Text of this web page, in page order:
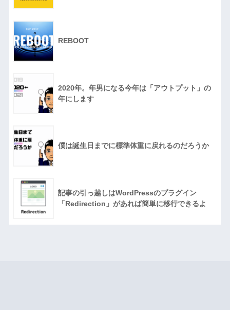
REBOOT
2020年。年男になる今年は「アウトプット」の
年にします
僕は誕生日までに標準体重に戻れるのだろうか
記事の引っ越しはWordPressのプラグイン
「Redirection」があれば簡単に移行できるよ